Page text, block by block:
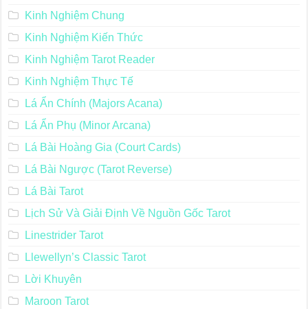
Kinh Nghiệm Chung
Kinh Nghiệm Kiến Thức
Kinh Nghiệm Tarot Reader
Kinh Nghiệm Thực Tế
Lá Ẩn Chính (Majors Acana)
Lá Ẩn Phụ (Minor Arcana)
Lá Bài Hoàng Gia (Court Cards)
Lá Bài Ngược (Tarot Reverse)
Lá Bài Tarot
Lịch Sử Và Giải Định Về Nguồn Gốc Tarot
Linestrider Tarot
Llewellyn’s Classic Tarot
Lời Khuyên
Maroon Tarot